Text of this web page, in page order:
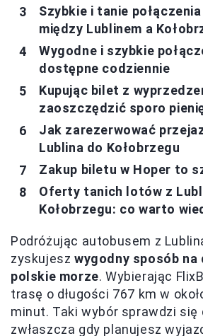
Szybkie i tanie
między Lublinem a
Wygodne i szybkie
dostępne codziennie
Kupując bilet z
zaoszczędzić sporo
Jak zarezerwować
Lublina do Kołobrzegu
Zakup biletu w Hoper to
Oferty tanich lotów z
Kołobrzegu: co warto
Podróżując autobusem z
zyskujesz wygodny sposób na
polskie morze. Wybierając
trasę o długości 767 km w
minut. Taki wybór sprawdzi się
zwłaszcza gdy planujesz